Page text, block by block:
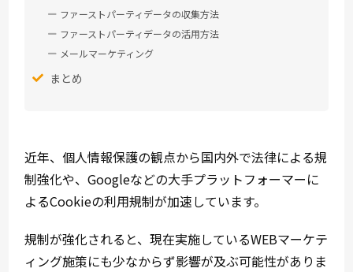
ファーストパーティデータの収集方法
ファーストパーティデータの活用方法
メールマーケティング
まとめ
近年、個人情報保護の観点から国内外で法律による規
制強化や、Googleなどの大手プラットフォーマーに
よるCookieの利用規制が加速しています。
規制が強化されると、現在実施しているWEBマーケテ
ィング施策にも少なからず影響が及ぶ可能性がありま